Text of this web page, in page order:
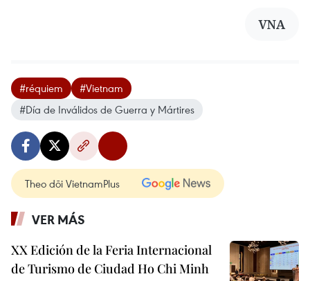
VNA
#réquiem
#Vietnam
#Día de Inválidos de Guerra y Mártires
Theo dõi VietnamPlus
VER MÁS
XX Edición de la Feria Internacional
de Turismo de Ciudad Ho Chi Minh